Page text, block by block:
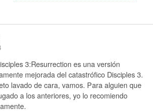
3:Resurrection es una versión
mejorada del catastrófico Disciples 3.
lavado de cara, vamos. Para alguien que
a los anteriores, yo lo recomiendo